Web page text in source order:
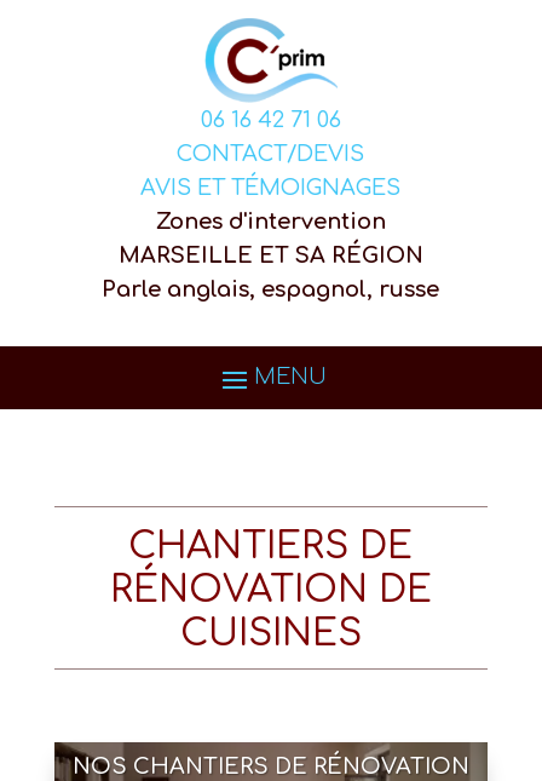
06 16 42 71 06
CONTACT/DEVIS
AVIS ET TÉMOIGNAGES
Zones d'intervention
MARSEILLE ET SA RÉGION
Parle anglais, espagnol, russe
CHANTIERS DE
RÉNOVATION DE
CUISINES
NOS CHANTIERS DE RÉNOVATION